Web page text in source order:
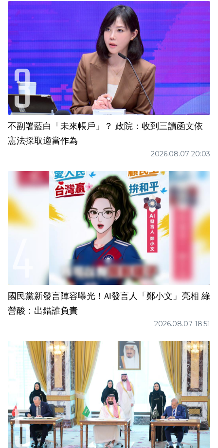
不副署藍白「未來帳戶」？ 政院：收到三讀函文依
憲法採取適當作為
2026.08.07 20:03
國民黨新發言陣容曝光！AI發言人「鄭小文」亮相 綠
營酸：出錯誰負責
2026.08.07 18:51